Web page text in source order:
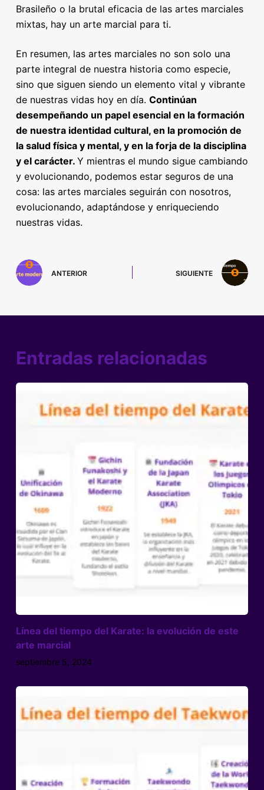
Brasileño o la brutal eficacia de las artes marciales
mixtas, hay un arte marcial para ti.
En resumen, las artes marciales no son solo una
parte integral de nuestra historia como especie,
sino que siguen siendo un elemento vital y vibrante
de nuestras vidas hoy en día. Continúan
desempeñando un papel esencial en la formación
de nuestra identidad cultural, en la promoción de
la salud física y mental, y en la forja de la disciplina
y el carácter. Y mientras el mundo sigue cambiando
y evolucionando, podemos estar seguros de una
cosa: las artes marciales seguirán con nosotros,
evolucionando, adaptándose y enriqueciendo
nuestras vidas.
ANTERIOR SIGUIENTE
Entradas relacionadas
Línea del tiempo del Karate: la evolución de este
arte marcial
septiembre 5, 2024